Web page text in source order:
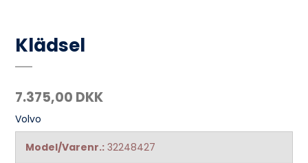
Klädsel
7.375,00 DKK
Volvo
Model/Varenr.: 32248427